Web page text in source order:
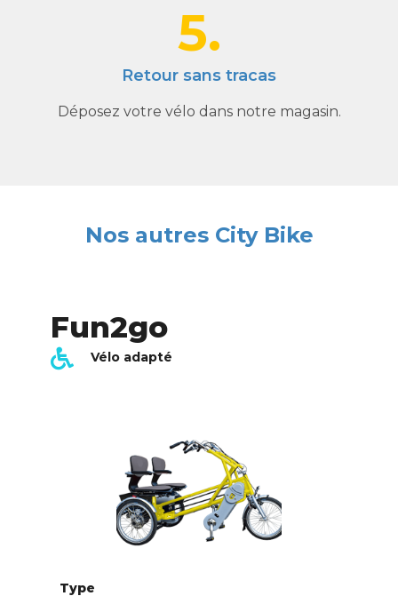
5.
Retour sans tracas
Déposez votre vélo dans notre magasin.
Nos autres City Bike
Fun2go
Vélo adapté
Type